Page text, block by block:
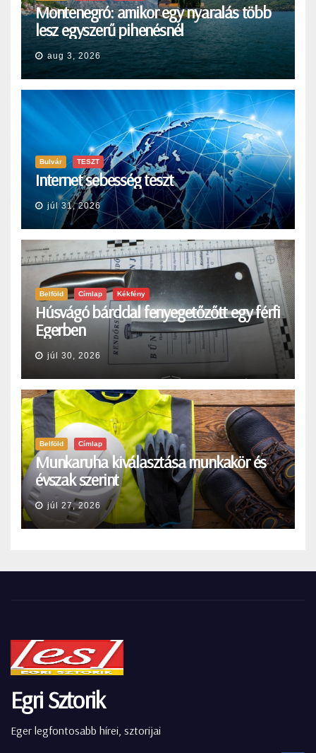
Montenegró: amikor egy nyaralás több
lesz egyszerű pihenésnél
aug 3, 2026
Bulvár TESZT
Internet sebesség teszt
júl 31, 2026
Belföld Címlap Kékfény
Húsvágó bárddal fenyegetőzőtt egy férfi
Egerben
júl 30, 2026
Belföld Címlap
Munkaruha kiválasztása munkakör és
évszak szerint
júl 27, 2026
Egri Sztorik
Eger legfontosabb hírei, sztorijai